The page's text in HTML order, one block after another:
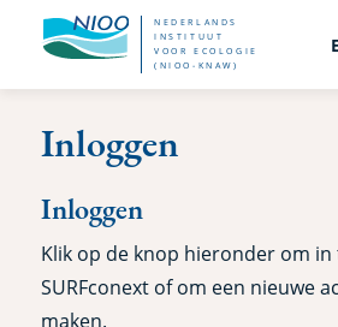
Overslaan
gaan
NEDERLANDS
INSTITUUT
VOOR ECOLOGIE
(NIOO-KNAW)
Inloggen
Inloggen
Klik op de knop hieronder om in
SURFconext of om een nieuwe
maken.